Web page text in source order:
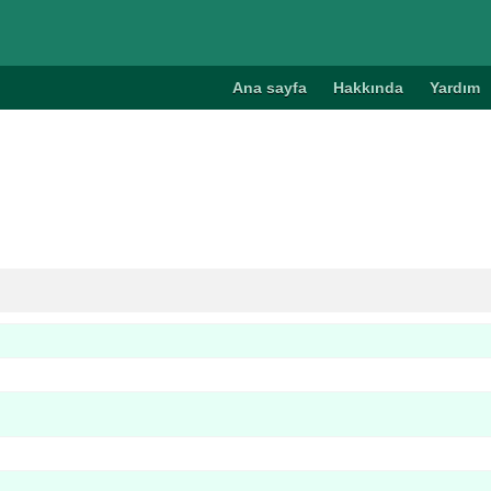
Ana sayfa Hakkında Yardım